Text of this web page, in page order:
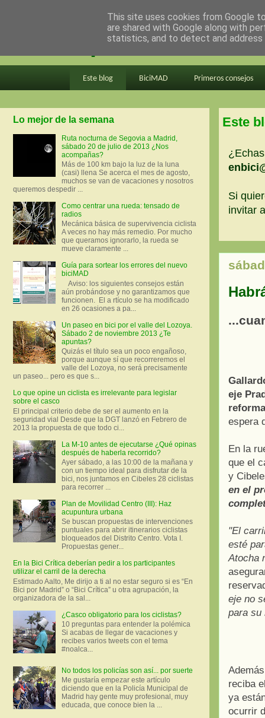
en bici por madrid
Este blog BiciMAD Primeros consejos
Este
Si
invitar
eje
espera
En la
que el
y
en el
"El
esté
Atocha
eje no
para su
reciba
ya
ocurrir
Lo mejor de la semana
Ruta nocturna de Segovia a Madrid,
sábado 20 de julio de 2013 ¿Nos
acompañas?
Más de 100 km bajo la luz de la luna
(casi) llena Se acerca el mes de agosto,
muchos se van de vacaciones y nosotros
queremos despedir ...
Como centrar una rueda: tensado de
radios
Mecánica básica de supervivencia ciclista
A veces no hay más remedio. Por mucho
que queramos ignorarlo, la rueda se
mueve claramente ...
Guía para sortear los errores del nuevo
biciMAD
Aviso: los siguientes consejos están
aún probándose y no garantizamos que
funcionen. El a rtículo se ha modificado
en 26 ocasiones a pa...
Un paseo en bici por el valle del Lozoya.
Sábado 2 de noviembre 2013 ¿Te
apuntas?
Quizás el título sea un poco engañoso,
porque aunque sí que recorreremos el
valle del Lozoya, no será precisamente
un paseo... pero es que s...
Lo que opine un ciclista es irrelevante para legislar
sobre el casco
El principal criterio debe de ser el aumento en la
seguridad vial Desde que la DGT lanzó en Febrero de
2013 la propuesta de que todo ci...
La M-10 antes de ejecutarse ¿Qué opinas
después de haberla recorrido?
Ayer sábado, a las 10:00 de la mañana y
con un tiempo ideal para disfrutar de la
bici, nos juntamos en Cibeles 28 ciclistas
para recorrer ...
Plan de Movilidad Centro (III): Haz
acupuntura urbana
Se buscan propuestas de intervenciones
puntuales para abrir itinerarios ciclistas
bloqueados del Distrito Centro. Vota I.
Propuestas gener...
En la Bici Crítica deberían pedir a los participantes
utilizar el carril de la derecha
Estimado Aalto, Me dirijo a ti al no estar seguro si es “En
Bici por Madrid” o “Bici Crítica” u otra agrupación, la
organizadora de la sal...
¿Casco obligatorio para los ciclistas?
10 preguntas para entender la polémica
Si acabas de llegar de vacaciones y
recibes varios tweets con el tema
#noalca...
No todos los policías son así... por suerte
Me gustaría empezar este artículo
diciendo que en la Policía Municipal de
Madrid hay gente muy profesional, muy
educada, que conoce bien la ...
This site uses cookies from Google
are shared with Google along with
statistics, and to detect and address